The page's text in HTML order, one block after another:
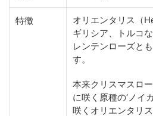
特徴
オリエンタリス（
ギリシア、トルコ
レンテンローズと
す。
本来クリスマスロ
に咲く原種の‘ノイ
咲くオリエンタリス